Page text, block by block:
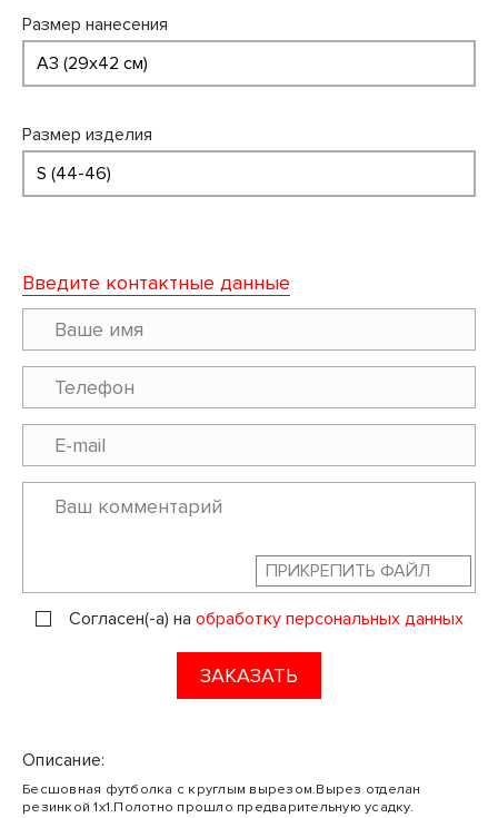
Размер нанесения
Размер изделия
Введите контактные данные
ПРИКРЕПИТЬ ФАЙЛ
Согласен(-а) на обработку персональных данных
ЗАКАЗАТЬ
Описание:
Бесшовная футболка с круглым вырезом.Вырез отделан
резинкой 1х1.Полотно прошло предварительную усадку.